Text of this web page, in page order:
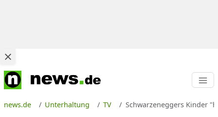
news.de Unterhaltung TV Schwarzeneggers Kinder